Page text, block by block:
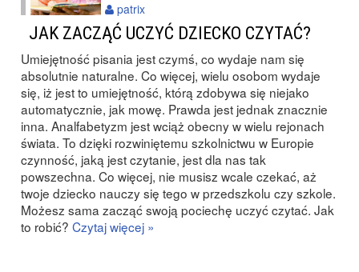
JAK ZACZĄĆ UCZYĆ DZIECKO CZYTAĆ?
Umiejętność pisania jest czymś, co wydaje nam się
absolutnie naturalne. Co więcej, wielu osobom wydaje
się, iż jest to umiejętność, którą zdobywa się niejako
automatycznie, jak mowę. Prawda jest jednak znacznie
inna. Analfabetyzm jest wciąż obecny w wielu rejonach
świata. To dzięki rozwiniętemu szkolnictwu w Europie
czynność, jaką jest czytanie, jest dla nas tak
powszechna. Co więcej, nie musisz wcale czekać, aż
twoje dziecko nauczy się tego w przedszkolu czy szkole.
Możesz sama zacząć swoją pociechę uczyć czytać. Jak
to robić? Czytaj więcej »
patrix